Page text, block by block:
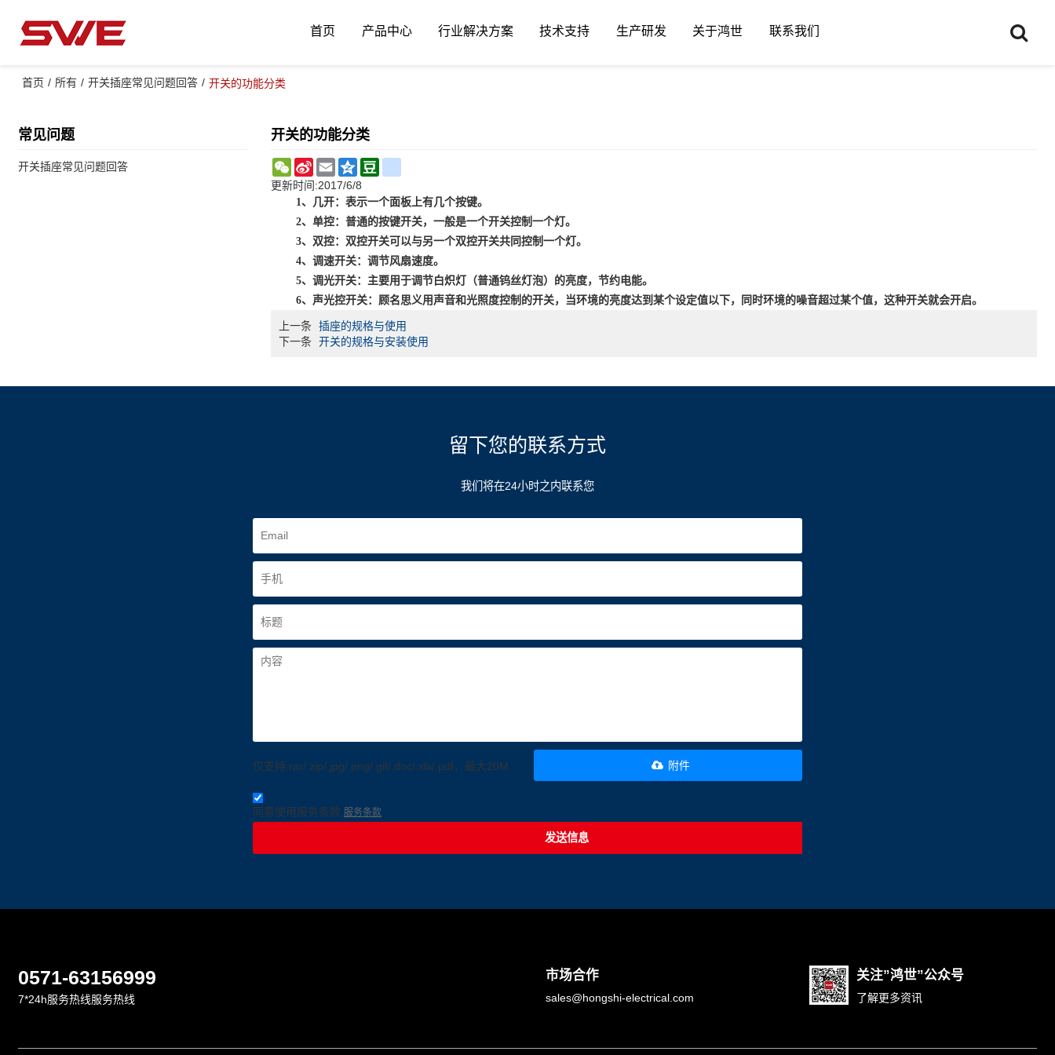
首页 产品中心 行业解决方案 技术支持 生产研发 关于鸿世 联系我们
首页 / 所有 / 开关插座常见问题回答 / 开关的功能分类
常见问题
开关插座常见问题回答
开关的功能分类
WeChat
Sina
Weibo
Email Qzone
更新时间:2017/6/8
1、几开：表示一个面板上有几个按键。
2、单控：普通的按键开关，一般是一个开关控制一个灯。
3、双控：双控开关可以与另一个双控开关共同控制一个灯。
4、调速开关：调节风扇速度。
5、调光开关：主要用于调节白炽灯（普通钨丝灯泡）的亮度，节约电能。
6、声光控开关：顾名思义用声音和光照度控制的开关，当环境的亮度达到某个设定值以下，同时环境的噪音超过某个值，这种开关就会开启。
上一条 插座的规格与使用
下一条 开关的规格与安装使用
留下您的联系方式
我们将在24小时之内联系您
仅支持.rar/.zip/.jpg/.png/.gif/.doc/.xls/.pdf，最大20M 附件
同意使用服务条款, 服务条款
发送信息
0571-63156999
7*24h服务热线服务热线
市场合作
sales@hongshi-electrical.com
关注”鸿世”公众号
了解更多资讯